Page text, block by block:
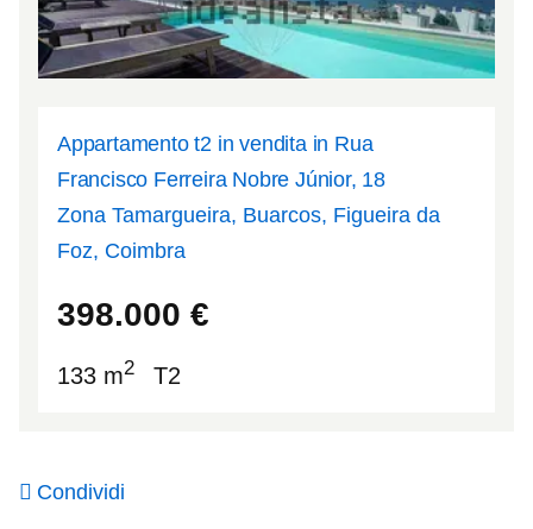
Appartamento t2 in vendita in Rua
Francisco Ferreira Nobre Júnior, 18
Zona Tamargueira, Buarcos, Figueira da
Foz, Coimbra
398.000 €
133 m2 T2
Condividi